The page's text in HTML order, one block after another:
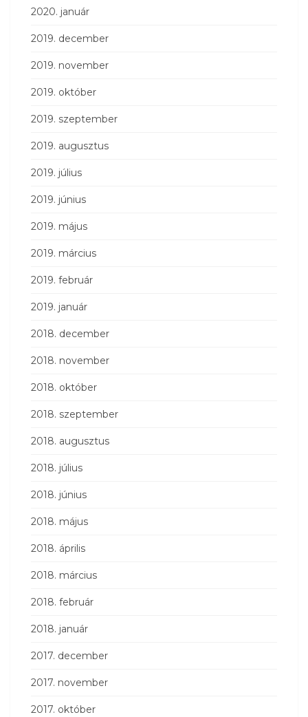
2020. január
2019. december
2019. november
2019. október
2019. szeptember
2019. augusztus
2019. július
2019. június
2019. május
2019. március
2019. február
2019. január
2018. december
2018. november
2018. október
2018. szeptember
2018. augusztus
2018. július
2018. június
2018. május
2018. április
2018. március
2018. február
2018. január
2017. december
2017. november
2017. október